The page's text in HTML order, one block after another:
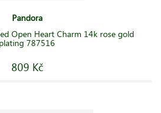
Pandora
Open Heart Charm 14k rose gold
plating 787516
809 Kč